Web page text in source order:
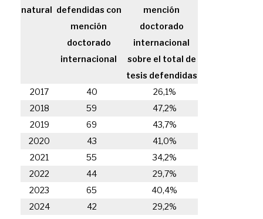
natural defendidas con
mención
doctorado
internacional
mención
doctorado
internacional
sobre el total de
tesis defendidas
2017
40
26,1%
2018
59
47,2%
2019
69
43,7%
2020
43
41,0%
2021
55
34,2%
2022
44
29,7%
2023
65
40,4%
2024
42
29,2%